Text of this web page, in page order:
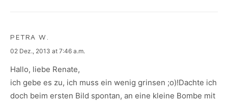
PETRA W.
says:
02 Dez., 2013 at 7:46 a.m.
Hallo, liebe Renate,
ich gebe es zu, ich muss ein wenig grinsen ;o)!Dachte ich
doch beim ersten Bild spontan, an eine kleine Bombe mit